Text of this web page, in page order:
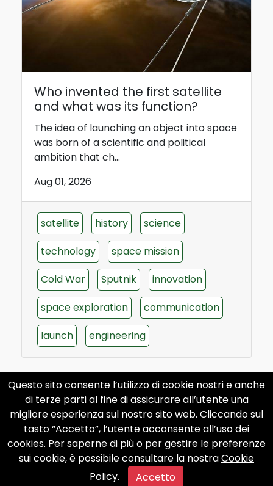
Questo sito consente l’utilizzo di cookie nostri e anche
di terze parti al fine di assicurare all’utente una
migliore esperienza sul nostro sito web. Cliccando sul
tasto “Accetto”, l’utente acconsente all’uso dei
cookies. Per saperne di più o per gestire le preferenze
sui cookie, è possibile consultare la nostraCookie
Policy. Accetto
Who invented the first satellite
and what was its function?
The idea of ​​launching an object into space
was born of a scientific and political
ambition that ch...
Aug 01, 2026
satellite history
science
technology
space mission
Cold War
Sputnik
innovation
space exploration
communication
launch
engineering